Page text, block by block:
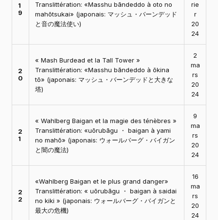
1
9
Translittération: «Masshu bāndeddo à oto no
mahōtsukai» (japonais: マッシュ・バーンデッド
と音の魔法使い)
rie
r
20
24
2
0
« Mash Burdead et la Tall Tower »
Translittération: «Masshu bāndeddo à ōkina
tō» (japonais: マッシュ・バーンデッドと大きな
塔)
2
ma
rs
20
24
2
1
« Wahlberg Baigan et la magie des ténèbres »
Translittération: «uōrubāgu ・ baigan à yami
no mahō» (japonais: ウォールバーグ・バイガン
と闇の魔法)
9
ma
rs
20
24
2
2
«Wahlberg Baigan et le plus grand danger»
Translittération: « uōrubāgu ・ baigan à saidai
no kiki » (japonais: ウォールバーグ・バイガンと
最大の危機)
16
ma
rs
20
24